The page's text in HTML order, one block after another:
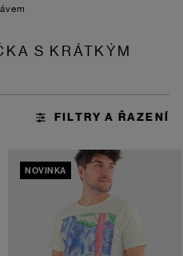
S KRÁTKÝM
NOVINKA